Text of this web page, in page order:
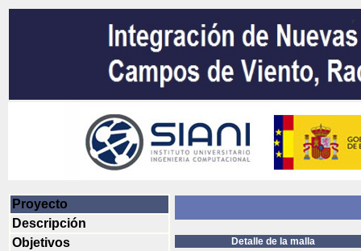
Proyecto
Descripción
Objetivos
Detalle de la malla